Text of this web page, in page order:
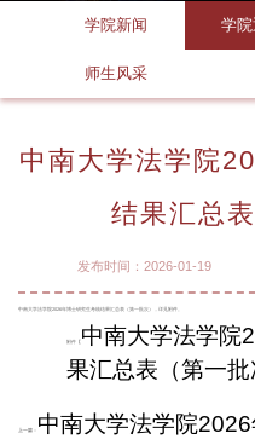
学院新闻 学
师生风采
中南大学法学院
结果汇总
发布时间：2026-01-19
中南大学法学院2026年博士研究生考核结果汇总表（第一批次），详见附件。
附件【
中南大学法学院
果汇总表（第一
上一篇：
中南大学法学院